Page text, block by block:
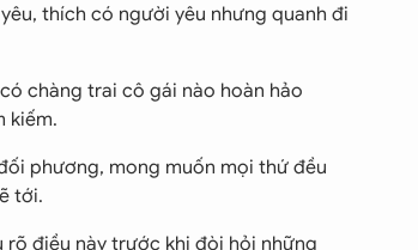
thích có người yêu nhưng quanh đi
chàng trai cô gái nào hoàn hảo
kiếm.
phương, mong muốn mọi thứ đều
tới.
rõ điều này trước khi đòi hỏi những